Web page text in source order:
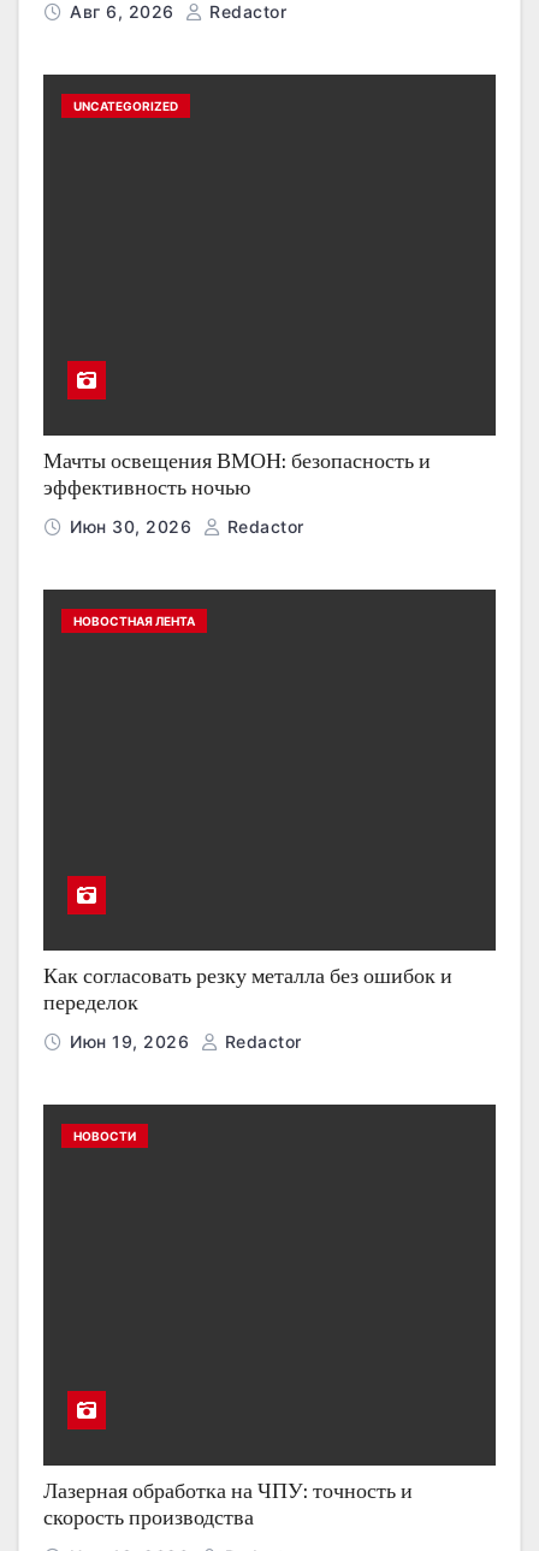
Авг 6, 2026 Redactor
UNCATEGORIZED
Мачты освещения ВМОН: безопасность и
эффективность ночью
Июн 30, 2026 Redactor
НОВОСТНАЯ ЛЕНТА
Как согласовать резку металла без ошибок и
переделок
Июн 19, 2026 Redactor
НОВОСТИ
Лазерная обработка на ЧПУ: точность и
скорость производства